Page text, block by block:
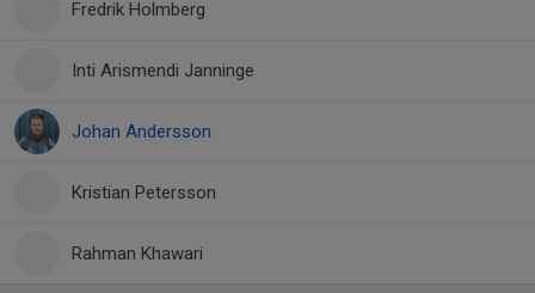
Fredrik Holmberg
Inti Arismendi Janninge
Johan Andersson
Kristian Petersson
Rahman Khawari